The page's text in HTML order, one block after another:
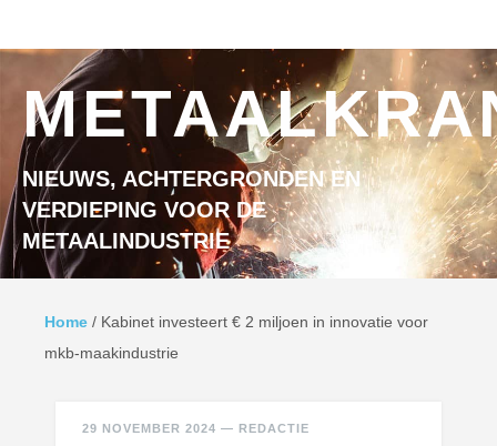
NIEUWS, ACHTERGRONDEN EN
VERDIEPING VOOR DE
METAALINDUSTRIE
Home / Kabinet investeert € 2 miljoen in innovatie voor
mkb-maakindustrie
29 NOVEMBER 2024 — REDACTIE